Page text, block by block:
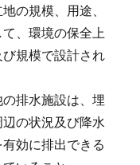
の規模、用途、
、環境の保全上
規模で設計され
排水施設は、埋
の状況及び降水
効に排出できる